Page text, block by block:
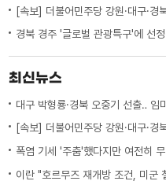
경북 경주 '글로벌 관광특구'에 선
최신뉴스
대구 박형룡·경북 오중기 선출‥
폭염 기세 '주춤'했다지만 여전히 무
이란 "호르무즈 재개방 조건, 미군